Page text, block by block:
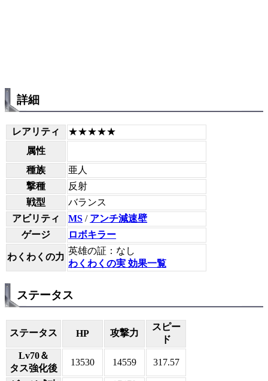
詳細
レアリティ
★★★★★
属性
種族
亜人
撃種
反射
戦型
バランス
アビリティ
MS / アンチ減速壁
ゲージ
ロボキラー
わくわくの力
英雄の証：なし
わくわくの実 効果一覧
ステータス
ステータス HP 攻撃力
スピー
ド
Lv70＆
タス強化後
13530 14559 317.57